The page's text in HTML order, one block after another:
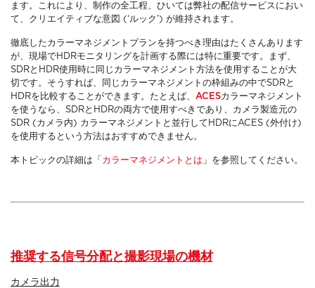
ます。これにより、制作の全工程、ひいては弊社の配信サービスにおい
て、クリエイティブな意図 (‘ルック’) が維持されます。
徹底したカラーマネジメントプランを持つべき理由はたくさんあります
が、現場でHDRモニタリングを計画する際には特に重要です。まず、
SDRとHDR使用時に同じカラーマネジメント方法を使用することが大
切です。そうすれば、同じカラーマネジメントの枠組みの中でSDRと
HDRを比較することができます。たとえば、 ACESカラーマネジメント
を使うなら、SDRとHDRの両方で使用すべきであり、カメラ製造元の
SDR (カメラ内) カラーマネジメントと並行してHDRにACES (外付け)
を使用するという方法はおすすめできません。
本トピックの詳細は「 カラーマネジメントとは 」を参照してください。
推奨する信号分配と撮影現場の機材
カメラ出力